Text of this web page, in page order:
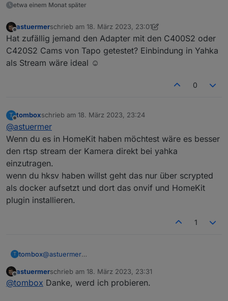
etwa einem Monat später
Offline
astuermerschrieb am 18. März 2023, 23:01
zuletzt editiert von astuermer
Hat zufällig jemand den Adapter mit den C400S2 oder
C420S2 Cams von Tapo getestet? Einbindung in Yahka
als Stream wäre ideal ☺️
0
T
Offline
tomboxschrieb am 18. März 2023, 23:24
zuletzt editiert von
@astuermer
Wenn du es in HomeKit haben möchtest wäre es besser
den rtsp stream der Kamera direkt bei yahka
einzutragen.
wenn du hksv haben willst geht das nur über scrypted
als docker aufsetzt und dort das onvif und HomeKit
plugin installieren.
1
T tombox@astuermer
besser den rtsp stream der Kamera direkt bei yahka
einzutragen.
Offline
astuermerschrieb am 18. März 2023, 23:31
zuletzt editiert von
@tombox Danke, werd ich probieren.